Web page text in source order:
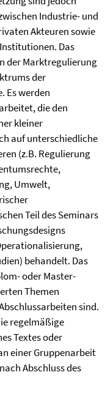
Industrie- und
Akteuren sowie
Das
der Marktregulierung
der
Es werden
die den
kleiner
auf unterschiedliche
(z.B. Regulierung
Umwelt,
Teil des Seminars
behandelt. Das
oder Master-
Themen
sind.
regelmäßige
Textes oder
einer Gruppenarbeit
Abschluss des